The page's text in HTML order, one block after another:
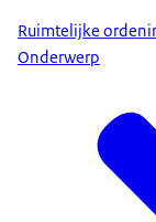
Ruimtelijke
Onderwerp